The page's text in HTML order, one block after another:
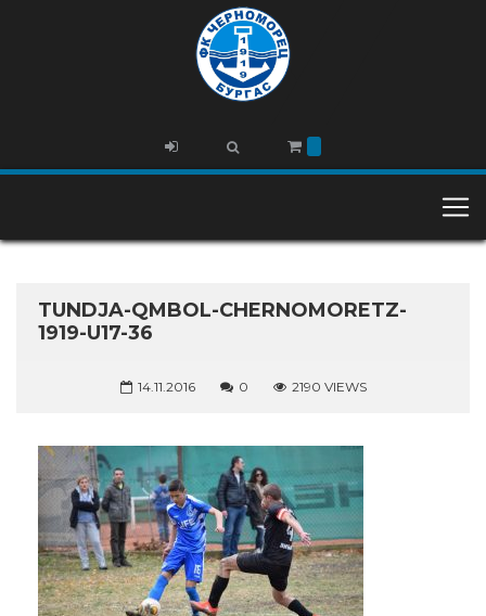
TUNDJA-QMBOL-CHERNOMORETZ-
1919-U17-36
14.11.2016 0 2190 VIEWS